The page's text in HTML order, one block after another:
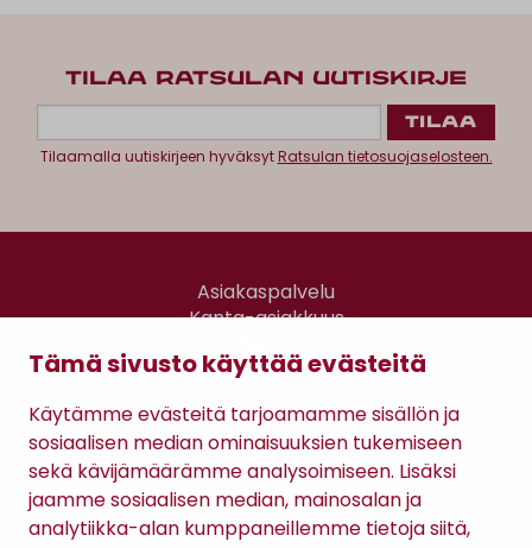
Tämä sivusto käyttää evästeitä
Käytämme evästeitä tarjoamamme sisällön ja
sosiaalisen median ominaisuuksien tukemiseen
sekä kävijämäärämme analysoimiseen. Lisäksi
jaamme sosiaalisen median, mainosalan ja
analytiikka-alan kumppaneillemme tietoja siitä,
TILAA RATSULAN UUTISKIRJE
Tilaamalla uutiskirjeen hyväksytRatsulan tietosuojaselosteen.
Asiakaspalvelu
Kanta-asiakkuus
Gomee Ratsula Café
Sopimusehdot
Tietosuojaseloste
Maksutavat